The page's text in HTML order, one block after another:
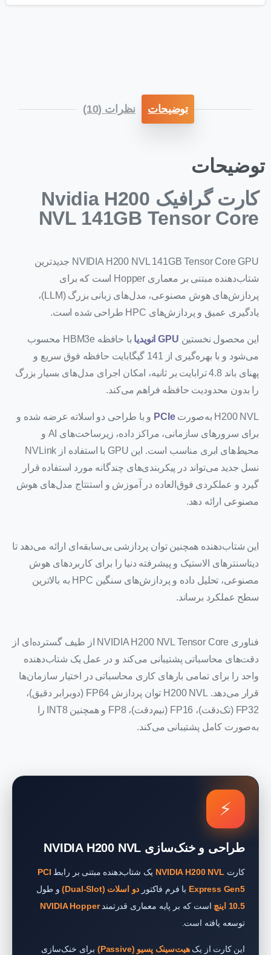
توضیحات نظرات (10)
توضیحات
کارت گرافیک Nvidia H200
NVL 141GB Tensor Core
NVIDIA H200 NVL 141GB Tensor Core GPU جدیدترین
شتاب‌دهنده مبتنی بر معماری Hopper است که برای
پردازش‌های هوش مصنوعی، مدل‌های زبانی بزرگ (LLM)،
یادگیری عمیق و پردازش‌های HPC طراحی شده است.
این محصول نخستین GPU انویدیا
با حافظه HBM3e محسوب
می‌شود و با بهره‌گیری از 141 گیگابایت حافظه فوق سریع و
پهنای باند 4.8 ترابایت بر ثانیه، امکان اجرای مدل‌های بسیار بزرگ
را بدون محدودیت حافظه فراهم می‌کند.
H200 NVL به‌صورت PCIe و با طراحی دو اسلاته عرضه شده و
برای سرورهای سازمانی، مراکز داده، زیرساخت‌های AI و
محیط‌های ابری مناسب است. این GPU با استفاده از NVLink
نسل جدید می‌تواند در پیکربندی‌های چندگانه مورد استفاده قرار
گیرد و عملکردی فوق‌العاده در آموزش و استنتاج مدل‌های هوش
مصنوعی ارائه دهد.
این شتاب‌دهنده همچنین توان پردازشی بی‌سابقه‌ای ارائه می‌دهد تا
دیتاسنترهای الاستیک و پیشرفته دنیا را برای کاربردهای هوش
مصنوعی، تحلیل داده و پردازش‌های سنگین HPC به بالاترین
سطح عملکرد برساند.
فناوری NVIDIA H200 NVL Tensor Core از طیف گسترده‌ای از
دقت‌های محاسباتی پشتیبانی می‌کند و در عمل یک شتاب‌دهنده
واحد را برای تمامی بارهای کاری محاسباتی در اختیار سازمان‌ها
قرار می‌دهد. H200 NVL توان پردازش FP64 (دوبرابر دقیق)،
FP32 (تک‌دقت)، FP16 (نیم‌دقت)، FP8 و همچنین INT8 را
به‌صورت کامل پشتیبانی می‌کند.
⚡
طراحی و خنک‌سازی NVIDIA H200 NVL
کارت NVIDIA H200 NVL یک شتاب‌دهنده مبتنی بر رابط PCI
Express Gen5 با فرم فاکتور دو اسلات (Dual-Slot)
و طول
10.5 اینچ
است که بر پایه معماری قدرتمندNVIDIA Hopper
توسعه یافته است.
این کارت از یکهیت‌سینک پسیو (Passive)
برای خنک‌سازی